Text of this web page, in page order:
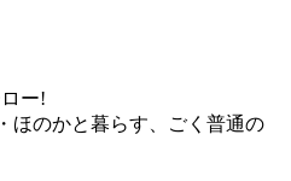
ー!
ほのかと暮らす、ごく普通の